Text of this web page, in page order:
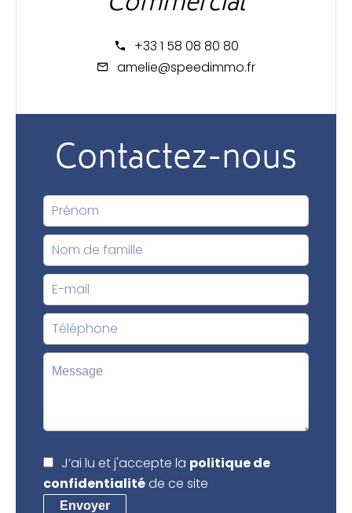
+33 1 58 08 80 80
amelie@speedimmo.fr
Contactez-nous
J’ai lu et j'accepte la politique de
confidentialitéde ce site
Envoyer